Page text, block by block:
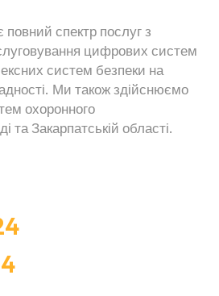
повний спектр послуг з
цифрових систем
систем безпеки на
Ми також здійснюємо
охоронного
та Закарпатській області.